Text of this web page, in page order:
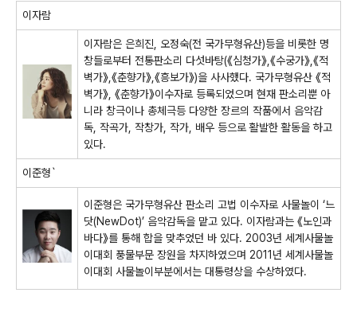
이자람
이자람은 은희진 오정숙(전 국가무형유산)등을 비롯한 명
창들로부터 전통판소리 다섯바탕(《심청가》 《수궁가》 《적
벽가》 《춘향가》 《흥보가》)을 사사했다. 국가무형유산 《적
벽가》 《춘향가》이수자로 등록되었으며 현재 판소리뿐 아
니라 창극이나 총체극등 다양한 장르의 작품에서 음악감
독 작곡가 작창가 작가 배우 등으로 활발한 활동을 하고
있다.
이준형`
이준형은 국가무형유산 판소리 고법 이수자로 사물놀이 ‘느
닷(NewDot)’ 음악감독을 맡고 있다. 이자람과는 《노인과
바다》를 통해 합을 맞추었던 바 있다. 2003년 세계사물놀
이대회 풍물부문 장원을 차지하였으며 2011 년 세계사물놀
이대회 사물놀이부분에서는 대통령상을 수상하였다.